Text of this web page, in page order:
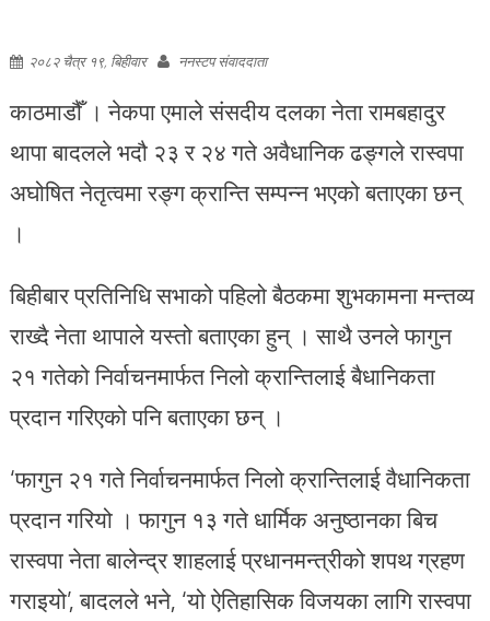
२०८२ चैत्र १९, बिहीवार ननस्टप संवाददाता
काठमाडौँ । नेकपा एमाले संसदीय दलका नेता रामबहादुर
थापा बादलले भदौ २३ र २४ गते अवैधानिक ढङ्गले रास्वपा
अघोषित नेतृत्वमा रङ्ग क्रान्ति सम्पन्न भएको बताएका छन्
।
बिहीबार प्रतिनिधि सभाको पहिलो बैठकमा शुभकामना मन्तव्य
राख्दै नेता थापाले यस्तो बताएका हुन् । साथै उनले फागुन
२१ गतेको निर्वाचनमार्फत निलो क्रान्तिलाई बैधानिकता
प्रदान गरिएको पनि बताएका छन् ।
‘फागुन २१ गते निर्वाचनमार्फत निलो क्रान्तिलाई वैधानिकता
प्रदान गरियो । फागुन १३ गते धार्मिक अनुष्ठानका बिच
रास्वपा नेता बालेन्द्र शाहलाई प्रधानमन्त्रीको शपथ ग्रहण
गराइयो’, बादलले भने, ‘यो ऐतिहासिक विजयका लागि रास्वपा